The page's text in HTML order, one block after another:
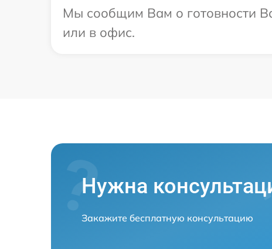
Мы сообщим Вам о готовности
или в офис.
Нужна
Закажите бесплатную консультацию